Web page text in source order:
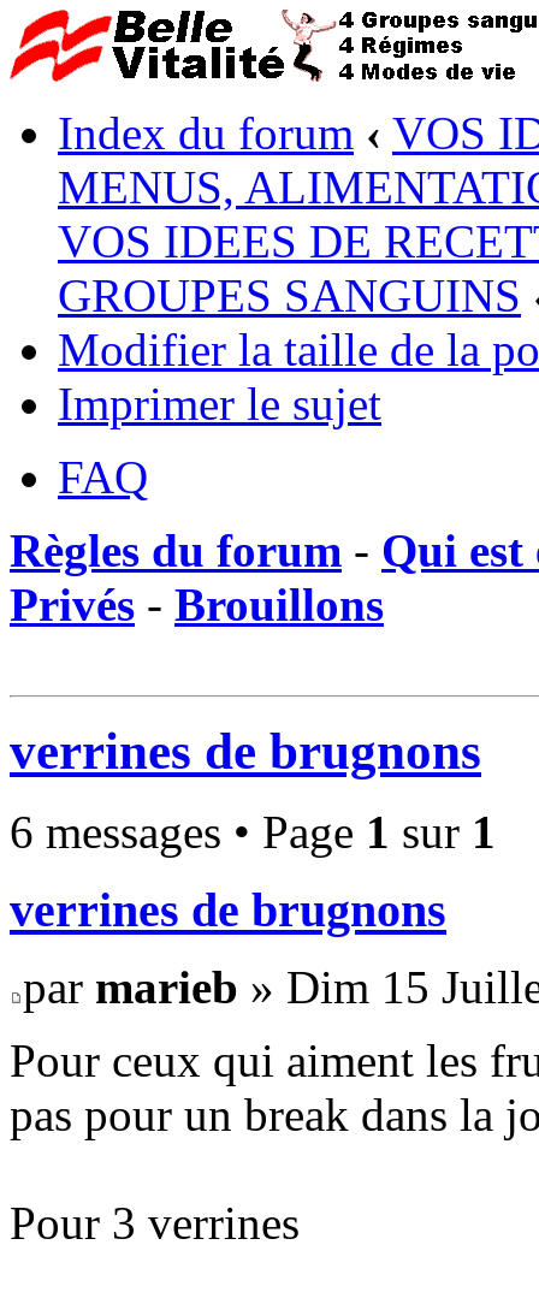
Index du forum ‹ VOS
MENUS,
VOS IDEES DE
GROUPES SANGUINS
Modifier la taille de la
Imprimer le sujet
FAQ
Règles du forum - Qui est
Privés - Brouillons
verrines de brugnons
6 messages • Page 1 sur 1
verrines de brugnons
par marieb » Dim 15
Pour ceux qui aiment les
pas pour un break dans la
Pour 3 verrines